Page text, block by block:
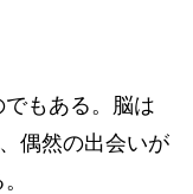
もある。脳は
偶然の出会いが